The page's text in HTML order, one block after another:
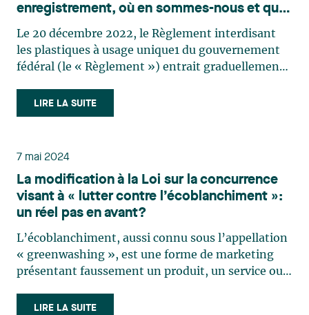
enregistrement, où en sommes-nous et quel
est l’impact sur les entreprises?
Le 20 décembre 2022, le Règlement interdisant
les plastiques à usage unique1 du gouvernement
fédéral (le « Règlement ») entrait graduellement
l’indique, d’interdire (ou de restreindre dans
certains cas) la fabrication, l’importation et la
LIRE LA SUITE
7 mai 2024
La modification à la Loi sur la concurrence
visant à « lutter contre l’écoblanchiment »:
un réel pas en avant?
L’écoblanchiment, aussi connu sous l’appellation
« greenwashing », est une forme de marketing
présentant faussement un produit, un service ou
environnementaux positifs1, qui induit les
LIRE LA SUITE